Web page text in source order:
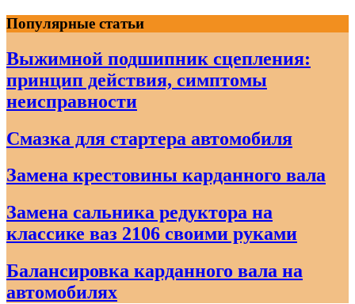
Skip
to
content
Популярные статьи
Выжимной подшипник сцепления:
принцип действия, симптомы
неисправности
Смазка для стартера автомобиля
Замена крестовины карданного вала
Замена сальника редуктора на
классике ваз 2106 своими руками
Балансировка карданного вала на
автомобилях